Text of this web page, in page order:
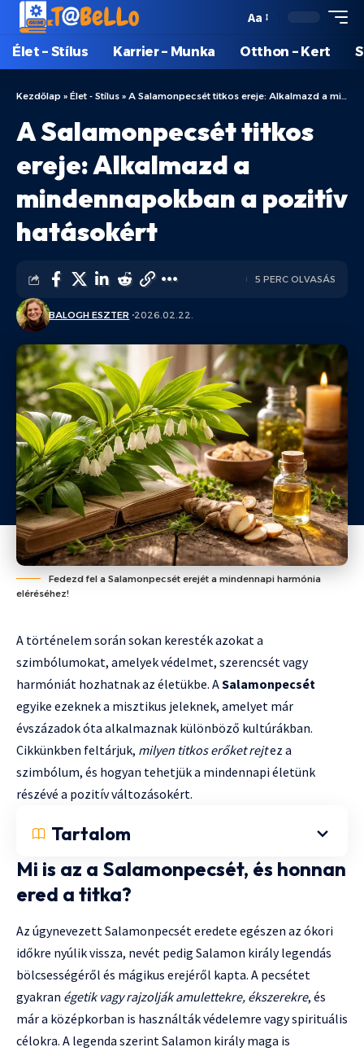
Aa
Élet – Stílus Karrier – Munka Otthon – Kert
Kezdőlap » Élet - Stílus » A Salamonpecsét titkos ereje: Alkalmazd a mindennapokban a pozitív hatásokért
A Salamonpecsét titkos
ereje: Alkalmazd a
mindennapokban a pozitív
hatásokért
BALOGH ESZTER 2026.02.22.
5 PERC OLVASÁS
Fedezd fel a Salamonpecsét erejét a mindennapi harmónia
eléréséhez!
A történelem során sokan keresték azokat a
szimbólumokat, amelyek védelmet, szerencsét vagy
harmóniát hozhatnak az életükbe. ASalamonpecsét
egyike ezeknek a misztikus jeleknek, amelyet már
évszázadok óta alkalmaznak különböző kultúrákban.
Cikkünkben feltárjuk, milyen titkos erőket rejtez a
szimbólum, és hogyan tehetjük a mindennapi életünk
részévé a pozitív változásokért.
Tartalom
Mi is az a Salamonpecsét, és honnan
ered a titka?
Az úgynevezett Salamonpecsét eredete egészen az ókori
időkre nyúlik vissza, nevét pedig Salamon király legendás
bölcsességéről és mágikus erejéről kapta. A pecsétet
gyakran égetik vagy rajzolják amulettekre, ékszerekre, és
már a középkorban is használták védelemre vagy spirituális
célokra. A legenda szerint Salamon király maga is